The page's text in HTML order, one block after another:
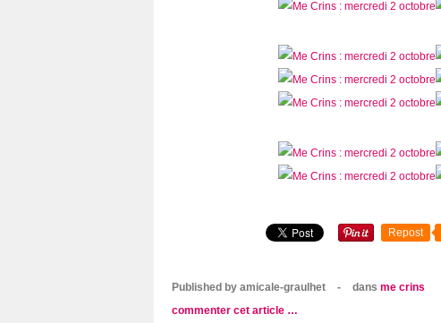
Repost
Published by amicale-graulhet - dans me crins
commenter cet article …